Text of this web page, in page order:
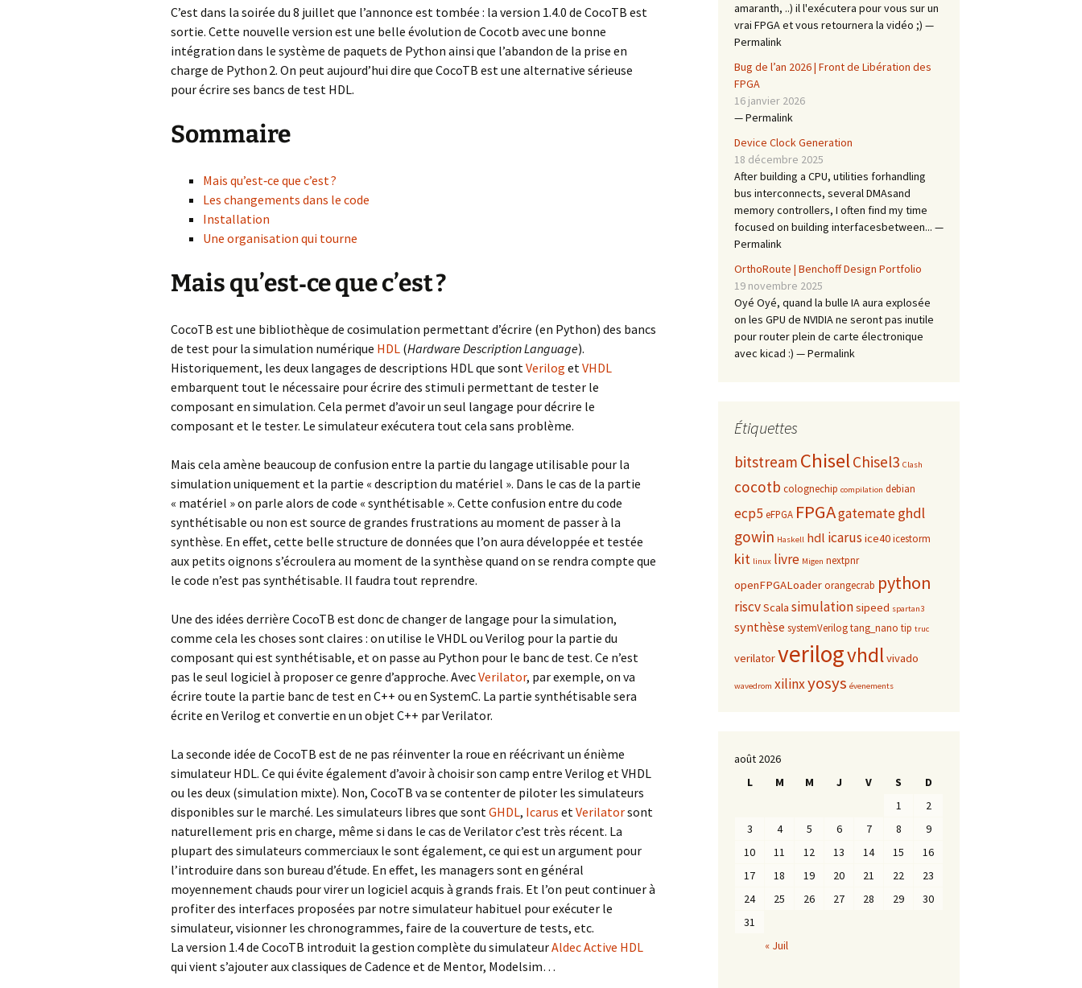
C’est dans la soirée du 8 juillet que l’annonce est tombée : la version 1.4.0 de CocoTB est
sortie. Cette nouvelle version est une belle évolution de Cocotb avec une bonne
intégration dans le système de paquets de Python ainsi que l’abandon de la prise en
charge de Python 2. On peut aujourd’hui dire que CocoTB est une alternative sérieuse
pour écrire ses bancs de test HDL.
Sommaire
Mais qu’est‑ce que c’est ?
Les changements dans le code
Installation
Une organisation qui tourne
Mais qu’est‑ce que c’est ?
CocoTB est une bibliothèque de cosimulation permettant d’écrire (en Python) des bancs
de test pour la simulation numérique HDL (Hardware Description Language).
Historiquement, les deux langages de descriptions HDL que sontVerilog etVHDL
embarquent tout le nécessaire pour écrire des stimuli permettant de tester le
composant en simulation. Cela permet d’avoir un seul langage pour décrire le
composant et le tester. Le simulateur exécutera tout cela sans problème.
Mais cela amène beaucoup de confusion entre la partie du langage utilisable pour la
simulation uniquement et la partie « description du matériel ». Dans le cas de la partie
« matériel » on parle alors de code « synthétisable ». Cette confusion entre du code
synthétisable ou non est source de grandes frustrations au moment de passer à la
synthèse. En effet, cette belle structure de données que l’on aura développée et testée
aux petits oignons s’écroulera au moment de la synthèse quand on se rendra compte que
le code n’est pas synthétisable. Il faudra tout reprendre.
Une des idées derrière CocoTB est donc de changer de langage pour la simulation,
comme cela les choses sont claires : on utilise le VHDL ou Verilog pour la partie du
composant qui est synthétisable, et on passe au Python pour le banc de test. Ce n’est
pas le seul logiciel à proposer ce genre d’approche. AvecVerilator, par exemple, on va
écrire toute la partie banc de test en C++ ou en SystemC. La partie synthétisable sera
écrite en Verilog et convertie en un objet C++ par Verilator.
La seconde idée de CocoTB est de ne pas réinventer la roue en réécrivant un énième
simulateur HDL. Ce qui évite également d’avoir à choisir son camp entre Verilog et VHDL
ou les deux (simulation mixte). Non, CocoTB va se contenter de piloter les simulateurs
disponibles sur le marché. Les simulateurs libres que sontGHDL, Icarus etVerilatorsont
naturellement pris en charge, même si dans le cas de Verilator c’est très récent. La
plupart des simulateurs commerciaux le sont également, ce qui est un argument pour
l’introduire dans son bureau d’étude. En effet, les managers sont en général
moyennement chauds pour virer un logiciel acquis à grands frais. Et l’on peut continuer à
profiter des interfaces proposées par notre simulateur habituel pour exécuter le
simulateur, visionner les chronogrammes, faire de la couverture de tests, etc.
La version 1.4 de CocoTB introduit la gestion complète du simulateurAldec Active HDL
qui vient s’ajouter aux classiques de Cadence et de Mentor, Modelsim…
amaranth, ..) il l'exécutera pour vous sur un
vrai FPGA et vous retournera la vidéo ;) —
Permalink
Bug de l’an 2026 | Front de Libération des
FPGA
16 janvier 2026
— Permalink
Device Clock Generation
18 décembre 2025
After building a CPU, utilities forhandling
bus interconnects, several DMAsand
memory controllers, I often find my time
focused on building interfacesbetween... —
Permalink
OrthoRoute | Benchoff Design Portfolio
19 novembre 2025
Oyé Oyé, quand la bulle IA aura explosée
on les GPU de NVIDIA ne seront pas inutile
pour router plein de carte électronique
avec kicad :) — Permalink
Étiquettes
bitstream ChiselChisel3 Clash
cocotb colognechip compilation debian
ecp5eFPGA FPGAgatemateghdl
gowin Haskell hdl icarusice40icestorm
kit linux livre Migen nextpnr
openFPGALoaderorangecrab python
riscvScala simulationsipeed spartan3
synthèse systemVerilogtang_nano tip truc
verilatorverilogvhdlvivado
wavedrom xilinxyosys évenements
août 2026
L
M M J V S
D
1
2
3
4 5 6 7 8
9
10
11 12 13 14 15
16
17
18 19 20 21 22
23
24
25 26 27 28 29
30
31
« Juil